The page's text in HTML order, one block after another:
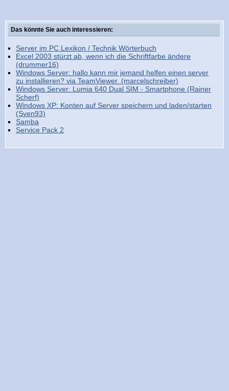
Das könnte Sie auch interessieren:
Server im PC Lexikon / Technik Wörterbuch
Excel 2003 stürzt ab, wenn ich die Schriftfarbe ändere
(drummer16)
Windows Server: hallo kann mir jemand helfen einen server
zu installieren? via TeamViewer. (marcelschreiber)
Windows Server: Lumia 640 Dual SIM - Smartphone (Rainer
Scherf)
Windows XP: Konten auf Server speichern und laden/starten
(Sven93)
Samba
Service Pack 2